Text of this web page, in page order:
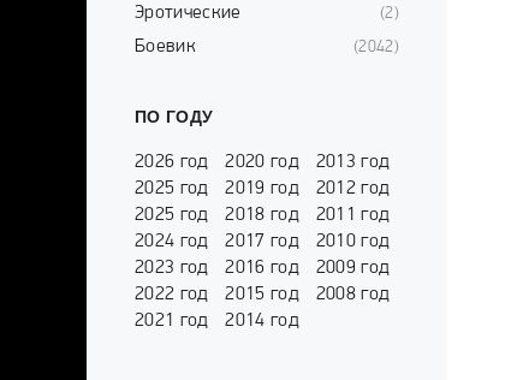
Эротические (2)
Боевик (2042)
ПО ГОДУ
2026 год
2025 год
2025 год
2024 год
2023 год
2022 год
2021 год
2020 год
2019 год
2018 год
2017 год
2016 год
2015 год
2014 год
2013 год
2012 год
2011 год
2010 год
2009 год
2008 год